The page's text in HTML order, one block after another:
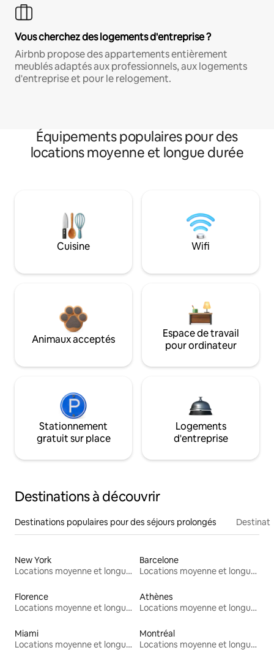
Vous cherchez des logements d'entreprise ?
Airbnb propose des appartements entièrement
meublés adaptés aux professionnels, aux logements
d'entreprise et pour le relogement.
Équipements populaires pour des
locations moyenne et longue durée
Cuisine Wifi
Animaux acceptés
Espace de travail
pour ordinateur
Stationnement
gratuit sur place
Logements
d'entreprise
Destinations à découvrir
Destinations populaires pour des séjours prolongés
New York
Locations moyenne et longue durée
Barcelone
Locations moyenne et longue durée
Florence
Locations moyenne et longue durée
Athènes
Locations moyenne et longue durée
Miami
Locations moyenne et longue durée
Montréal
Locations moyenne et longue durée